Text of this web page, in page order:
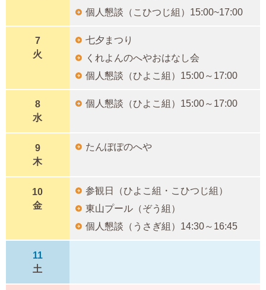
個人懇談（こひつじ組）15:00~17:00
7
火
七夕まつり
くれよんのへやおはなし会
個人懇談（ひよこ組）15:00～17:00
8
水
個人懇談（ひよこ組）15:00～17:00
9
木
たんぽぽのへや
10
金
参観日（ひよこ組・こひつじ組）
東山プール（ぞう組）
個人懇談（うさぎ組）14:30～16:45
11
土